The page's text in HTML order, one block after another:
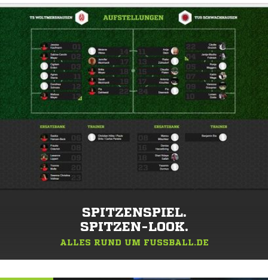
SPITZENSPIEL.
SPITZEN-LOOK.
ALLES RUND UM FUSSBALL.DE